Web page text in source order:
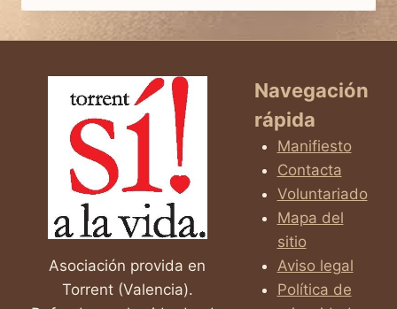
VIAJE
DE
HUMANA
Asociación provida en
Torrent (Valencia).
Navegación
rápida
Manifiesto
Contacta
Voluntariado
Mapa del
sitio
Aviso legal
Política de